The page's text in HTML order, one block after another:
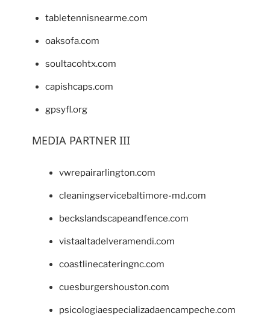
tabletennisnearme.com
oaksofa.com
soultacohtx.com
capishcaps.com
gpsyfl.org
MEDIA PARTNER III
vwrepairarlington.com
cleaningservicebaltimore-md.com
beckslandscapeandfence.com
vistaaltadelveramendi.com
coastlinecateringnc.com
cuesburgershouston.com
psicologiaespecializadaencampeche.com